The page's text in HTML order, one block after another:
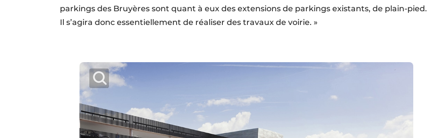
parkings des Bruyères sont quant à eux des extensions de parkings existants, de plain-pied.
Il s’agira donc essentiellement de réaliser des travaux de voirie. »